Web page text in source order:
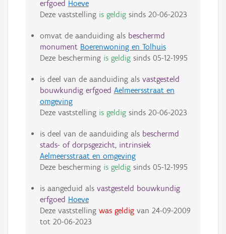
erfgoed Hoeve
Deze vaststelling is geldigsinds 20-06-2023
omvat de aanduiding als beschermd
monument Boerenwoning en Tolhuis
Deze bescherming is geldigsinds 05-12-1995
is deel van de aanduiding als vastgesteld
bouwkundig erfgoed Aelmeersstraat en
omgeving
Deze vaststelling is geldigsinds 20-06-2023
is deel van de aanduiding als beschermd
stads- of dorpsgezicht, intrinsiek
Aelmeersstraat en omgeving
Deze bescherming is geldigsinds 05-12-1995
is aangeduid als vastgesteld bouwkundig
erfgoed Hoeve
Deze vaststelling was geldigvan 24-09-2009
tot 20-06-2023